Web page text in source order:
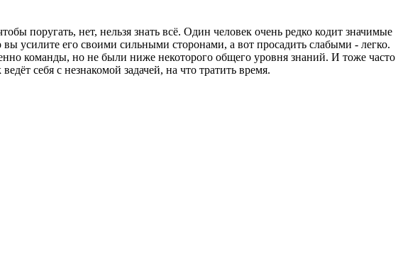
поругать, нет, нельзя знать всё. Один человек очень редко кодит значимые
усилите его своими сильными сторонами, а вот просадить слабыми - легко.
команды, но не были ниже некоторого общего уровня знаний. И тоже часто
себя с незнакомой задачей, на что тратить время.